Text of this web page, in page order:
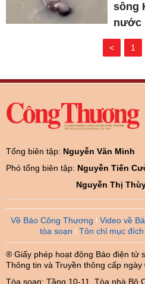
sông
nước
< 1
Tổng biên tập: Nguyễn Văn Minh
Phó tổng biên tập: Nguyễn Tiến
Nguyễn Thị
Về Báo Công Thương Video về
tòa soạn
Tôn chỉ mục đích
® Giấy phép hoạt động Báo điện tử
Thông tin và Truyền thông cấp ngày
Tòa soạn: Tầng 10-11, Tòa nhà Bộ